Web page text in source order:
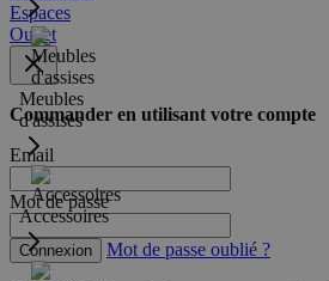
Meubles
d'assises
Accessoires
Espaces
Outlet
Commander en utilisant votre compte
Email
Mot de passe
Connexion Mot de passe oublié ?